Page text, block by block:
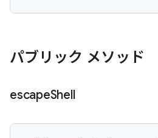
パブリック メソッド
escapeShell